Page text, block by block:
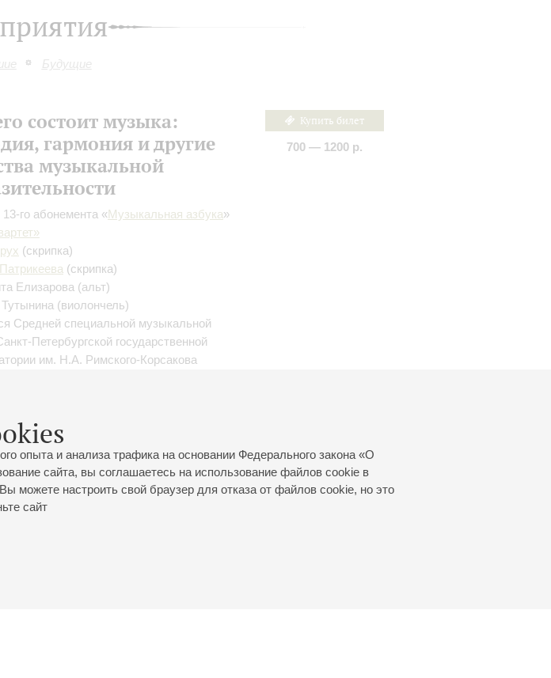
опыта и анализа трафика на основании Федерального закона «О
сайта, вы соглашаетесь на использование файлов cookie в
можете настроить свой браузер для отказа от файлов cookie, но это
сайт
Будущие
состоит музыка:
гармония и другие
музыкальной
го абонемента «Музыкальная азбука»
(скрипка)
(скрипка)
Елизарова (альт)
(виолончель)
Средней специальной музыкальной
Петербургской государственной
им. Н.А. Римского-Корсакова
,Глюк,
Купить билет
700 — 1200 р.